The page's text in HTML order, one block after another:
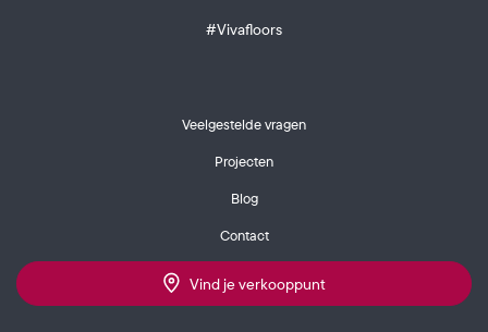
#Vivafloors
Veelgestelde vragen
Projecten
Blog
Contact
Vind je verkooppunt